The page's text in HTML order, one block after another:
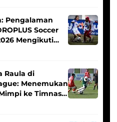
Pengalaman
Soccer
Mengikuti
Putri
Raula di
Menemukan
ke Timnas